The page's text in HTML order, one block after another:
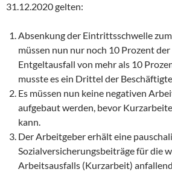
31.12.2020 gelten:
Absenkung der Eintrittsschwelle
müssen nun nur noch 10 Prozent
Entgeltausfall von mehr als 10
musste es ein Drittel der
Es müssen nun keine negativen
aufgebaut werden, bevor
kann.
Der Arbeitgeber erhält eine
Sozialversicherungsbeiträge für die
Arbeitsausfalls (Kurzarbeit)